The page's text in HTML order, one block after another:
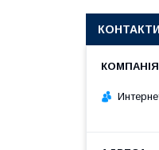
КОНТАКТИ